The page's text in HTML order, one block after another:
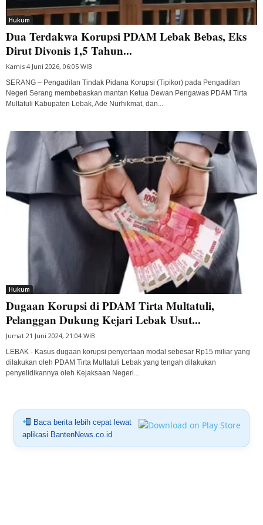
Hukum
Dua Terdakwa Korupsi PDAM Lebak Bebas, Eks
Dirut Divonis 1,5 Tahun...
Kamis 4 Juni 2026, 06:05 WIB
SERANG – Pengadilan Tindak Pidana Korupsi (Tipikor) pada Pengadilan
Negeri Serang membebaskan mantan Ketua Dewan Pengawas PDAM Tirta
Multatuli Kabupaten Lebak, Ade Nurhikmat, dan...
Hukum
Dugaan Korupsi di PDAM Tirta Multatuli,
Pelanggan Dukung Kejari Lebak Usut...
Jumat 21 Juni 2024, 21:04 WIB
LEBAK - Kasus dugaan korupsi penyertaan modal sebesar Rp15 miliar yang
dilakukan oleh PDAM Tirta Multatuli Lebak yang tengah dilakukan
penyelidikannya oleh Kejaksaan Negeri...
Baca berita lebih cepat lewat
aplikasi BantenNews.co.id